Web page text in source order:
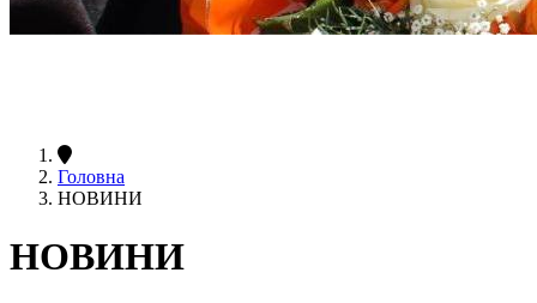
Головна
НОВИНИ
НОВИНИ